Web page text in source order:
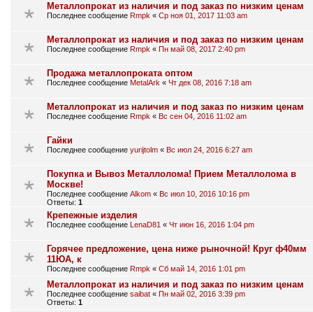
Металлопрокат из наличия и под заказ по низким ценам
Последнее сообщение Rmpk « Ср ноя 01, 2017 11:03 am
Металлопрокат из наличия и под заказ по низким ценам
Последнее сообщение Rmpk « Пн май 08, 2017 2:40 pm
Продажа металлопроката оптом
Последнее сообщение MetalArk « Чт дек 08, 2016 7:18 am
Металлопрокат из наличия и под заказ по низким ценам
Последнее сообщение Rmpk « Вс сен 04, 2016 11:02 am
Гайки
Последнее сообщение yurijtolm « Вс июл 24, 2016 6:27 am
Покупка и Вывоз Металлолома! Прием Металлолома в
Москве!
Последнее сообщение Alkom « Вс июл 10, 2016 10:16 pm
Ответы: 1
Крепежные изделия
Последнее сообщение LenaD81 « Чт июн 16, 2016 1:04 pm
Горячее предложение, цена ниже рыночной! Круг ф40мм
11ЮА, к
Последнее сообщение Rmpk « Сб май 14, 2016 1:01 pm
Металлопрокат из наличия и под заказ по низким ценам
Последнее сообщение saibat « Пн май 02, 2016 3:39 pm
Ответы: 1